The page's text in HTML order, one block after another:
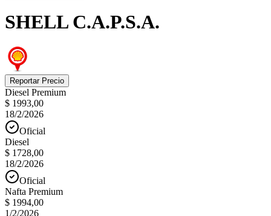
SHELL C.A.P.S.A.
Reportar Precio
Diesel Premium
$ 1993,00
18/2/2026
Oficial
Diesel
$ 1728,00
18/2/2026
Oficial
Nafta Premium
$ 1994,00
1/2/2026